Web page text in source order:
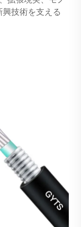
技術を支える